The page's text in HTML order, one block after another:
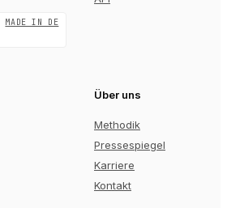
MADE IN DE
Über uns
Methodik
Pressespiegel
Karriere
Kontakt